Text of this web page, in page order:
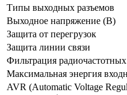
Типы выходных разъемов
Выходное напряжение (В)
Защита от перегрузок
Защита линии связи
Фильтрация
Максимальная энергия
AVR (Automatic Voltage